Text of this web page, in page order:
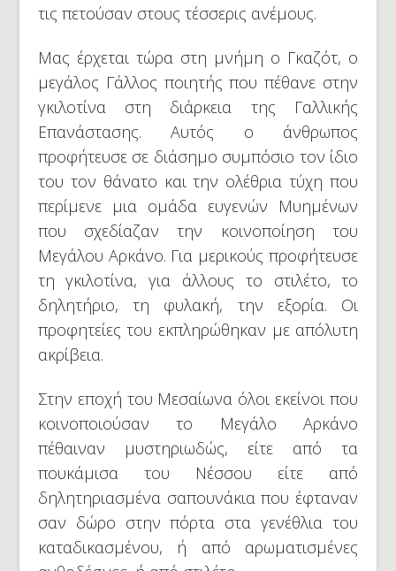
τις πετούσαν στους τέσσερις ανέμους.
Μας έρχεται τώρα στη μνήμη ο Γκαζότ, ο
μεγάλος Γάλλος ποιητής που πέθανε στην
γκιλοτίνα στη διάρκεια της Γαλλικής
Επανάστασης. Αυτός ο άνθρωπος
προφήτευσε σε διάσημο συμπόσιο τον ίδιο
του τον θάνατο και την ολέθρια τύχη που
περίμενε μια ομάδα ευγενών Μυημένων
που σχεδίαζαν την κοινοποίηση του
Μεγάλου Αρκάνο. Για μερικούς προφήτευσε
τη γκιλοτίνα, για άλλους το στιλέτο, το
δηλητήριο, τη φυλακή, την εξορία. Οι
προφητείες του εκπληρώθηκαν με απόλυτη
ακρίβεια.
Στην εποχή του Μεσαίωνα όλοι εκείνοι που
κοινοποιούσαν το Μεγάλο Αρκάνο
πέθαιναν μυστηριωδώς, είτε από τα
πουκάμισα του Νέσσου είτε από
δηλητηριασμένα σαπουνάκια που έφταναν
σαν δώρο στην πόρτα στα γενέθλια του
καταδικασμένου, ή από αρωματισμένες